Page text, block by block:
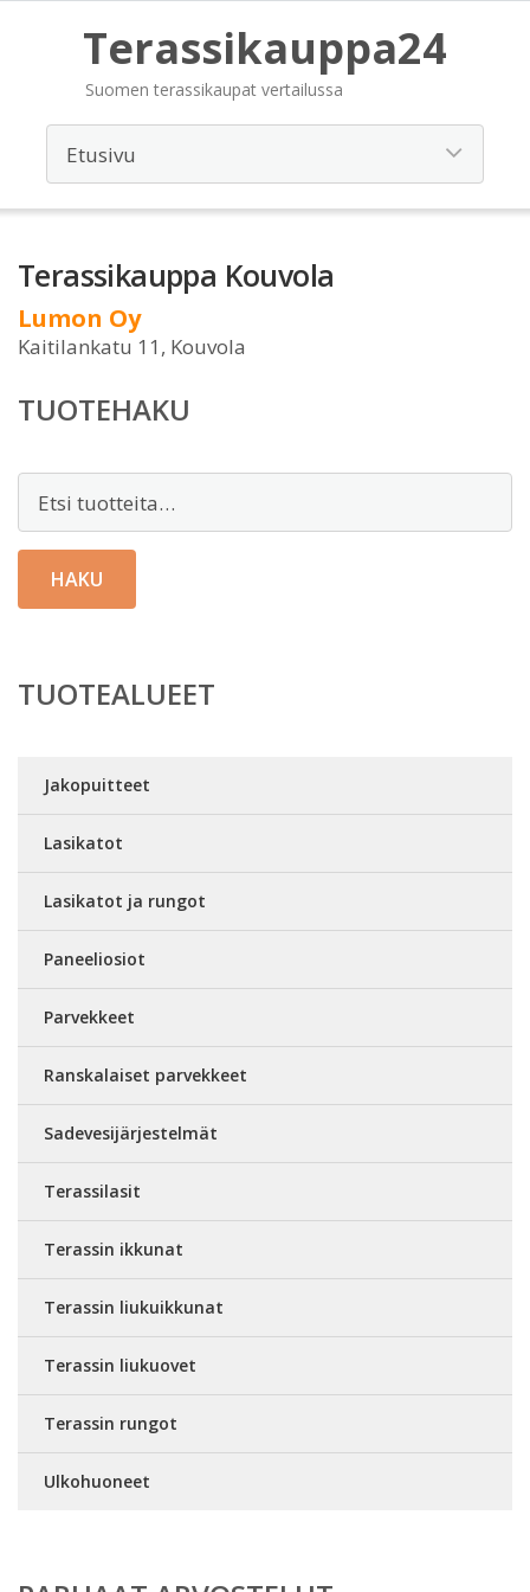
Terassikauppa24
Suomen terassikaupat vertailussa
Terassikauppa Kouvola
Lumon Oy
Kaitilankatu 11, Kouvola
TUOTEHAKU
HAKU
TUOTEALUEET
Jakopuitteet
Lasikatot
Lasikatot ja rungot
Paneeliosiot
Parvekkeet
Ranskalaiset parvekkeet
Sadevesijärjestelmät
Terassilasit
Terassin ikkunat
Terassin liukuikkunat
Terassin liukuovet
Terassin rungot
Ulkohuoneet